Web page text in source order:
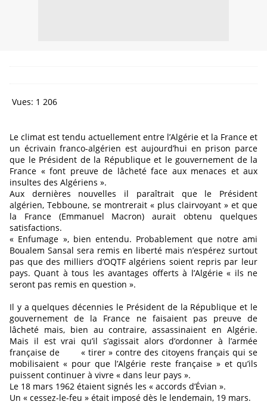
Vues: 1 206
Le climat est tendu actuellement entre l’Algérie et la France et
un écrivain franco-algérien est aujourd’hui en prison parce
que le Président de la République et le gouvernement de la
France « font preuve de lâcheté face aux menaces et aux
insultes des Algériens ».
Aux dernières nouvelles il paraîtrait que le Président
algérien, Tebboune, se montrerait « plus clairvoyant » et que
la France (Emmanuel Macron) aurait obtenu quelques
satisfactions.
« Enfumage », bien entendu. Probablement que notre ami
Boualem Sansal sera remis en liberté mais n’espérez surtout
pas que des milliers d’OQTF algériens soient repris par leur
pays. Quant à tous les avantages offerts à l’Algérie « ils ne
seront pas remis en question ».
Il y a quelques décennies le Président de la République et le
gouvernement de la France ne faisaient pas preuve de
lâcheté mais, bien au contraire, assassinaient en Algérie.
Mais il est vrai qu’il s’agissait alors d’ordonner à l’armée
française de « tirer » contre des citoyens français qui se
mobilisaient « pour que l’Algérie reste française » et qu’ils
puissent continuer à vivre « dans leur pays ».
Le 18 mars 1962 étaient signés les « accords d’Évian ».
Un « cessez-le-feu » était imposé dès le lendemain, 19 mars.